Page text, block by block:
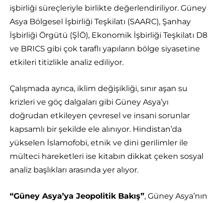
işbirliği süreçleriyle birlikte değerlendiriliyor. Güney
Asya Bölgesel İşbirliği Teşkilatı (SAARC), Şanhay
İşbirliği Örgütü (ŞİÖ), Ekonomik İşbirliği Teşkilatı D8
ve BRICS gibi çok taraflı yapıların bölge siyasetine
etkileri titizlikle analiz ediliyor.
Çalışmada ayrıca, iklim değişikliği, sınır aşan su
krizleri ve göç dalgaları gibi Güney Asya’yı
doğrudan etkileyen çevresel ve insani sorunlar
kapsamlı bir şekilde ele alınıyor. Hindistan’da
yükselen İslamofobi, etnik ve dini gerilimler ile
mülteci hareketleri ise kitabın dikkat çeken sosyal
analiz başlıkları arasında yer alıyor.
“Güney Asya’ya Jeopolitik Bakış”, Güney Asya’nın